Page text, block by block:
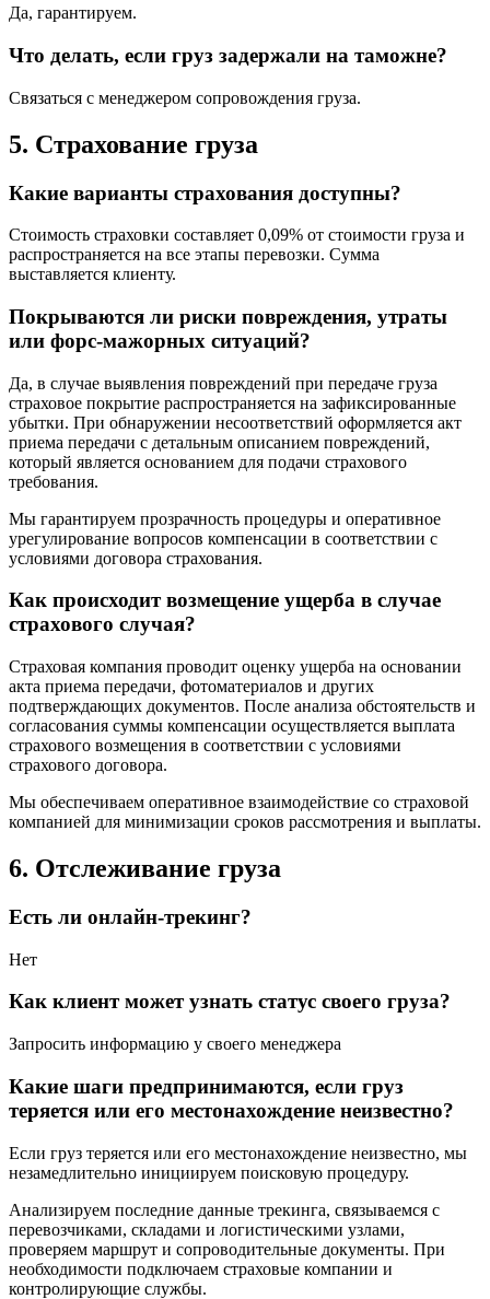
Да, гарантируем.
Что делать, если груз задержали на таможне?
Связаться с менеджером сопровождения груза.
5. Страхование груза
Какие варианты страхования доступны?
Стоимость страховки составляет 0,09% от стоимости груза и
распространяется на все этапы перевозки. Сумма
выставляется клиенту.
Покрываются ли риски повреждения, утраты
или форс-мажорных ситуаций?
Да, в случае выявления повреждений при передаче груза
страховое покрытие распространяется на зафиксированные
убытки. При обнаружении несоответствий оформляется акт
приема передачи с детальным описанием повреждений,
который является основанием для подачи страхового
требования.
Мы гарантируем прозрачность процедуры и оперативное
урегулирование вопросов компенсации в соответствии с
условиями договора страхования.
Как происходит возмещение ущерба в случае
страхового случая?
Страховая компания проводит оценку ущерба на основании
акта приема передачи, фотоматериалов и других
подтверждающих документов. После анализа обстоятельств и
согласования суммы компенсации осуществляется выплата
страхового возмещения в соответствии с условиями
страхового договора.
Мы обеспечиваем оперативное взаимодействие со страховой
компанией для минимизации сроков рассмотрения и выплаты.
6. Отслеживание груза
Есть ли онлайн-трекинг?
Нет
Как клиент может узнать статус своего груза?
Запросить информацию у своего менеджера
Какие шаги предпринимаются, если груз
теряется или его местонахождение неизвестно?
Если груз теряется или его местонахождение неизвестно, мы
незамедлительно инициируем поисковую процедуру.
Анализируем последние данные трекинга, связываемся с
перевозчиками, складами и логистическими узлами,
проверяем маршрут и сопроводительные документы. При
необходимости подключаем страховые компании и
контролирующие службы.